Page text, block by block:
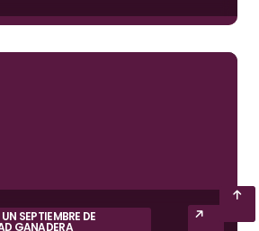
SEPTIEMBRE DE
GANADERA